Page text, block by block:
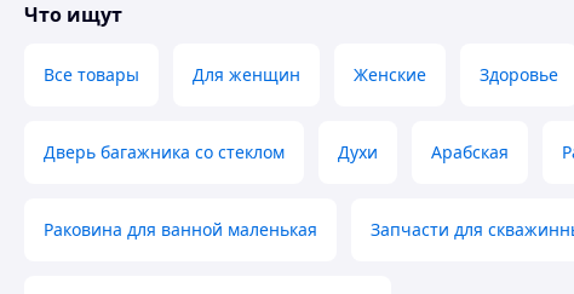
кондиционеров
Что ищут
Все товары Для женщин Женские Здоровье
Дверь багажника со стеклом Духи Арабская
Раковина для ванной маленькая Запчасти для